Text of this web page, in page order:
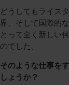
どうしてもライス
界、そして国際的
とって全く新しい
のでした。
そのような仕事を
しょうか？